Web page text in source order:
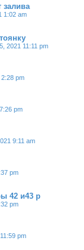
залива
1:02 am
2021 11:11 pm
pm
pm
9:11 am
pm
42 и43 р
pm
pm